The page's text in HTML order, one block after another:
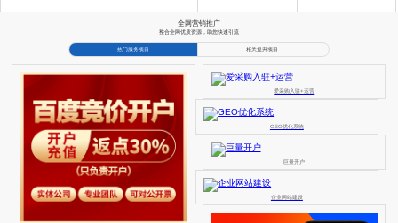
全网营销推广
整合全网优质资源，助您快速引流
热门服务项目 相关提升项目
爱采购入驻+运营
GEO优化系统
巨量开户
企业网站建设